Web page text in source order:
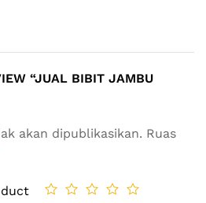
“JUAL BIBIT JAMBU
akan dipublikasikan. Ruas